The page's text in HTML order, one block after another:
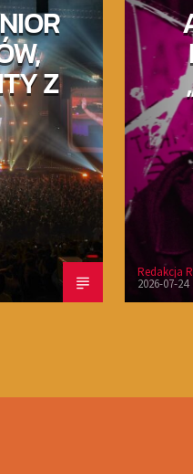
Z
Redakcja
2026-07-24